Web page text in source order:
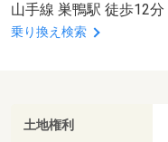
山手線 巣鴨駅 徒歩12分
乗り換え検索
土地権利